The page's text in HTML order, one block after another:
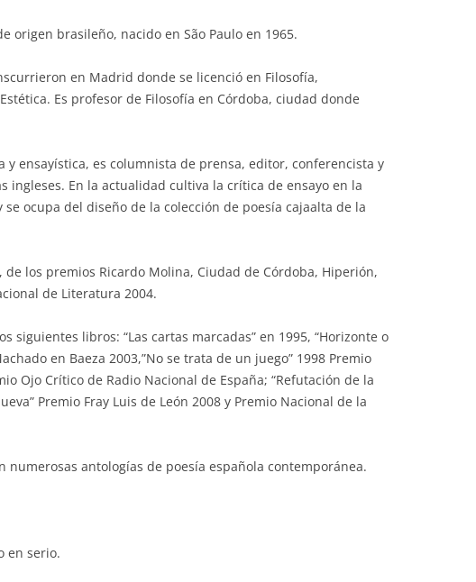
origen brasileño, nacido en São Paulo en 1965.
en Madrid donde se licenció en Filosofía,
Es profesor de Filosofía en Córdoba, ciudad donde
y ensayística, es columnista de prensa, editor, conferencista y
ingleses. En la actualidad cultiva la crítica de ensayo en la
ocupa del diseño de la colección de poesía cajaalta de la
los premios Ricardo Molina, Ciudad de Córdoba, Hiperión,
de Literatura 2004.
siguientes libros: “Las cartas marcadas” en 1995, “Horizonte o
en Baeza 2003,”No se trata de un juego” 1998 Premio
Ojo Crítico de Radio Nacional de España; “Refutación de la
Premio Fray Luis de León 2008 y Premio Nacional de la
numerosas antologías de poesía española contemporánea.
en serio.